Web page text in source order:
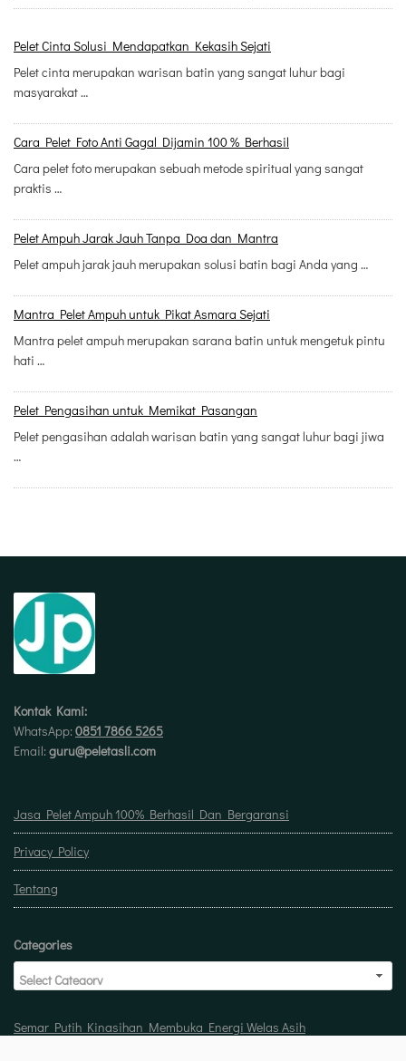
Pelet Cinta Solusi Mendapatkan Kekasih Sejati
Pelet cinta merupakan warisan batin yang sangat luhur bagi
masyarakat …
Cara Pelet Foto Anti Gagal Dijamin 100 % Berhasil
Cara pelet foto merupakan sebuah metode spiritual yang sangat
praktis …
Pelet Ampuh Jarak Jauh Tanpa Doa dan Mantra
Pelet ampuh jarak jauh merupakan solusi batin bagi Anda yang …
Mantra Pelet Ampuh untuk Pikat Asmara Sejati
Mantra pelet ampuh merupakan sarana batin untuk mengetuk pintu
hati …
Pelet Pengasihan untuk Memikat Pasangan
Pelet pengasihan adalah warisan batin yang sangat luhur bagi jiwa
…
Kontak Kami:
WhatsApp: 0851 7866 5265
Email: guru@peletasli.com
Jasa Pelet Ampuh 100% Berhasil Dan Bergaransi
Privacy Policy
Tentang
Categories
Semar Putih Kinasihan Membuka Energi Welas Asih